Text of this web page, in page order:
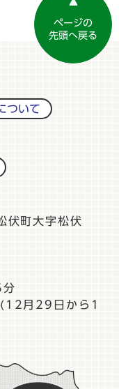
ページの
先頭へ戻る
ついて
町大字松伏
月29日から1